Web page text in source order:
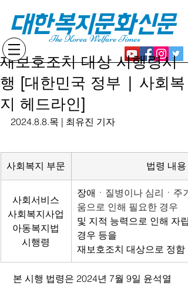
대한복지문화신문
The Korea Welfare Times
재보호조치 대상 시행령시
행 [대한민국 정부 | 사회복
지 헤드라인]
2024.8.8.목 | 최유진 기자
사회복지 부문 법령 내용
사회서비스
사회복지사업
아동복지법
시행령
장애 ㆍ질병이나 심리ㆍ주
움으로 인해 필요한 경우
및 지적 능력으로 인해 자
경우 등을
재보호조치 대상으로 정함